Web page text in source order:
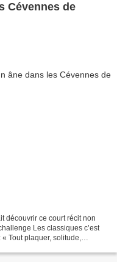
Cévennes de
découvrir ce court récit non
Les classiques c’est
Tout plaquer, solitude,